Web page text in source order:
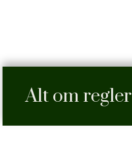
Alt om regler